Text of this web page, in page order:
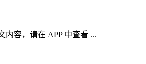
内容，请在 APP 中查看 ...